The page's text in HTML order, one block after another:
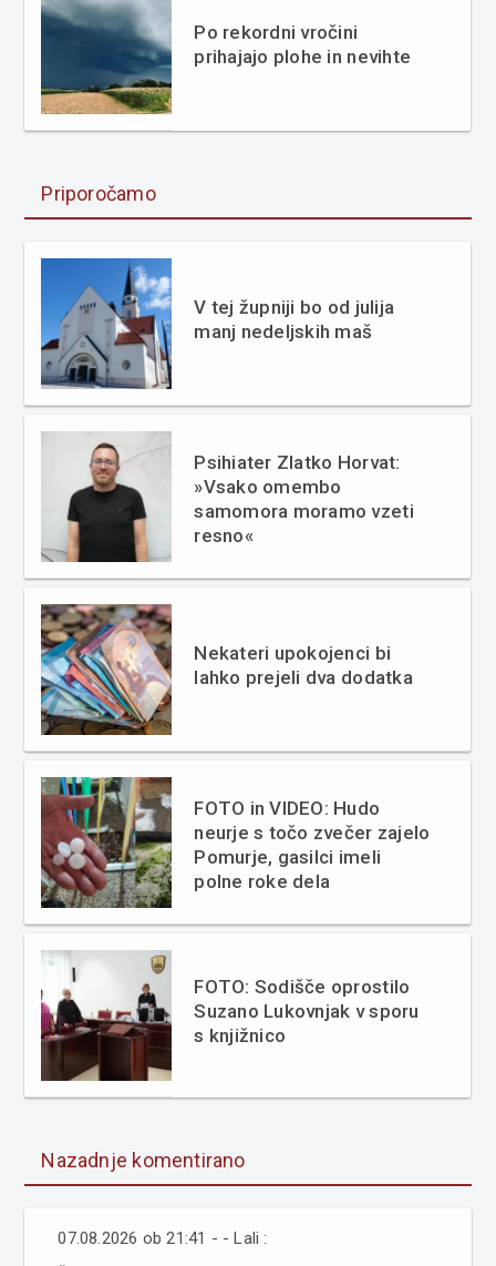
Po rekordni vročini
prihajajo plohe in nevihte
Priporočamo
V tej župniji bo od julija
manj nedeljskih maš
Psihiater Zlatko Horvat:
»Vsako omembo
samomora moramo vzeti
resno«
Nekateri upokojenci bi
lahko prejeli dva dodatka
FOTO in VIDEO: Hudo
neurje s točo zvečer zajelo
Pomurje, gasilci imeli
polne roke dela
FOTO: Sodišče oprostilo
Suzano Lukovnjak v sporu
s knjižnico
Nazadnje komentirano
07.08.2026 ob 21:41 - - Lali :